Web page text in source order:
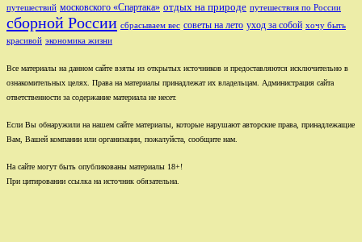
путешествий московского «Спартака» отдых на природе путешествия по России
сборной России сбрасываем вес советы на лето уход за собой хочу быть
красивой экономика жизни
Все материалы на данном сайте взяты из открытых источников и предоставляются исключительно в
ознакомительных целях. Права на материалы принадлежат их владельцам. Администрация сайта
ответственности за содержание материала не несет.
Если Вы обнаружили на нашем сайте материалы, которые нарушают авторские права, принадлежащие
Вам, Вашей компании или организации, пожалуйста, сообщите нам.
На сайте могут быть опубликованы материалы 18+!
При цитировании ссылка на источник обязательна.